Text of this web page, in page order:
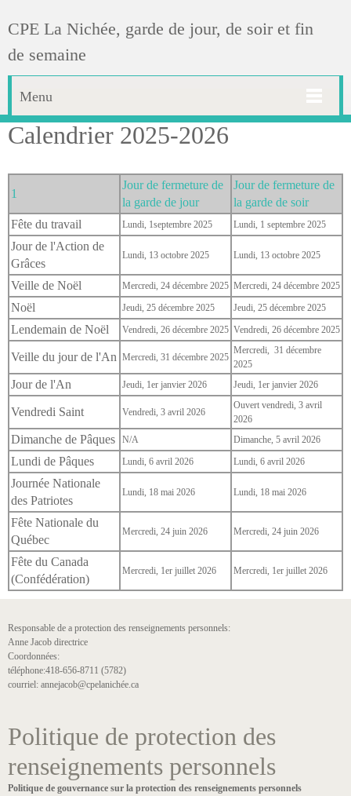
CPE La Nichée, garde de jour, de soir et fin
de semaine
Menu
Calendrier 2025-2026
1
Jour de fermeture de
la garde de jour
Jour de fermeture de
la garde de soir
Fête du travail
Lundi, 1septembre 2025 Lundi, 1 septembre 2025
Jour de l'Action de
Grâces
Lundi, 13 octobre 2025 Lundi, 13 octobre 2025
Veille de Noël Mercredi, 24 décembre 2025 Mercredi, 24 décembre 2025
Noël Jeudi, 25 décembre 2025 Jeudi, 25 décembre 2025
Lendemain de Noël Vendredi, 26 décembre 2025 Vendredi, 26 décembre 2025
Veille du jour de l'An Mercredi, 31 décembre 2025
Mercredi, 31 décembre
2025
Jour de l'An Jeudi, 1er janvier 2026 Jeudi, 1er janvier 2026
Vendredi Saint Vendredi, 3 avril 2026
Ouvert vendredi, 3 avril
2026
Dimanche de Pâques N/A Dimanche, 5 avril 2026
Lundi de Pâques Lundi, 6 avril 2026 Lundi, 6 avril 2026
Journée Nationale
des Patriotes
Lundi, 18 mai 2026 Lundi, 18 mai 2026
Fête Nationale du
Québec
Mercredi, 24 juin 2026 Mercredi, 24 juin 2026
Fête du Canada
(Confédération)
Mercredi, 1er juillet 2026 Mercredi, 1er juillet 2026
Responsable de a protection des renseignements personnels:
Anne Jacob directrice
Coordonnées:
téléphone:418-656-8711 (5782)
courriel: annejacob@cpelanichée.ca
Politique de protection des
renseignements personnels
Politique de gouvernance sur la protection des renseignements personnels